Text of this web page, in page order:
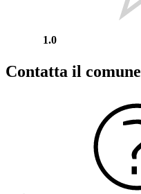
1.0
Contatta il comune